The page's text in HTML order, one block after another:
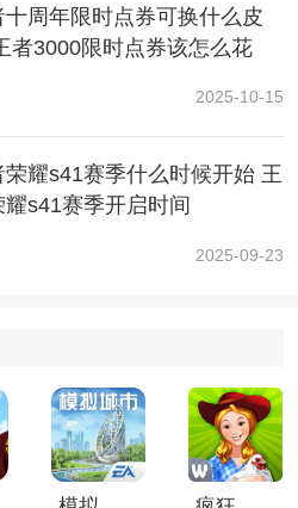
十周年限时点券可换什么皮
者3000限时点券该怎么花
2025-10-15
荣耀s41赛季什么时候开始 王
耀s41赛季开启时间
2025-09-23